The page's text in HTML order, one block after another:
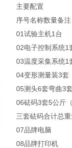
主要配置
序号名称数量备注
01试验主机1台
02电子控制系统1
03温度采集系统1
04变形测量装3套
05测头6套弯曲3
06砝码3套5公斤
三套砝码合计总
07品牌电脑
08品牌打印机